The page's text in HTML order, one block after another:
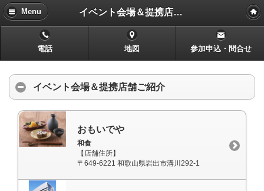
Menu イベント会場＆提携店舗ご紹介
電話 地図 参加申込・問合せ
イベント会場＆提携店舗ご紹介
おもいでや
和食
【店舗住所】
〒649-6221 和歌山県岩出市溝川292-1